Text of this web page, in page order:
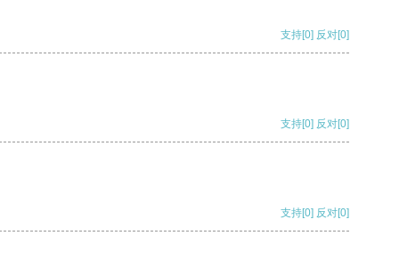
支持[0] 反对[0]
支持[0] 反对[0]
支持[0] 反对[0]